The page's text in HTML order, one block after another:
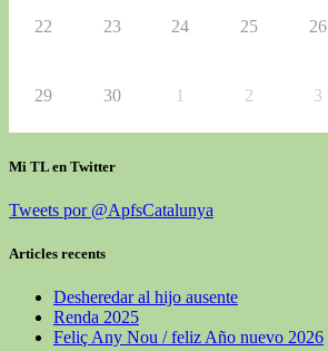
22 23 24 25 26
29 30 1 2 3
Mi TL en Twitter
Tweets por @ApfsCatalunya
Articles recents
Desheredar al hijo ausente
Renda 2025
Feliç Any Nou / feliz Año nuevo 2026